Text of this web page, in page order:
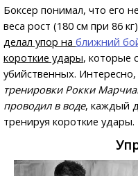
Боксер понимал, что его
веса рост (180 см при 86
делал упор на ближний
короткие удары, которые
убийственных.
тренировки Рокки
проводил в воде, каждый
тренируя короткие удары.